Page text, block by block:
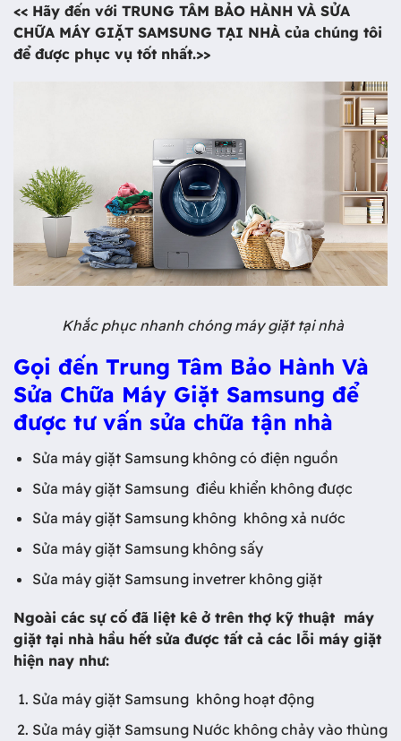
<< Hãy đến với TRUNG TÂM BẢO HÀNH VÀ SỬA
CHỮA MÁY GIẶT SAMSUNG TẠI NHÀ của chúng tôi
để được phục vụ tốt nhất.>>
Khắc phục nhanh chóng máy giặt tại nhà
Gọi đến Trung Tâm Bảo Hành Và
Sửa Chữa Máy Giặt Samsung để
được tư vấn sửa chữa tận nhà
Sửa máy giặt Samsung không có điện nguồn
Sửa máy giặt Samsung điều khiển không được
Sửa máy giặt Samsung không không xả nước
Sửa máy giặt Samsung không sấy
Sửa máy giặt Samsung invetrer không giặt
Ngoài các sự cố đã liệt kê ở trên thợ kỹ thuật máy
giặt tại nhà hầu hết sửa được tất cả các lỗi máy giặt
hiện nay như:
Sửa máy giặt Samsung không hoạt động
Sửa máy giặt Samsung Nước không chảy vào thùng